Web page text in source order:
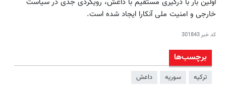
خارجی و امنیت ملی آنکارا ایجاد شده است.
کد خبر301843
برچسب‌ها
ترکیه سوریه داعش